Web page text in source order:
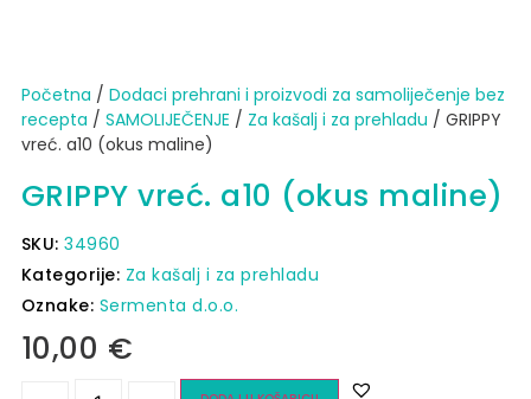
Početna / Dodaci prehrani i proizvodi za samoliječenje bez
recepta / SAMOLIJEČENJE / Za kašalj i za prehladu / GRIPPY
vreć. a10 (okus maline)
GRIPPY vreć. a10 (okus maline)
SKU:34960
Kategorije: Za kašalj i za prehladu
Oznake: Sermenta d.o.o.
10,00 €